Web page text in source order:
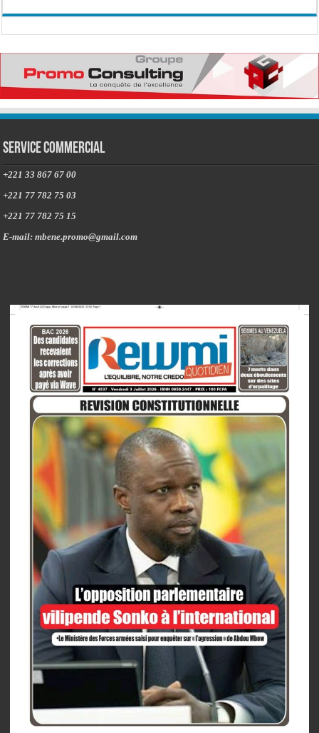
Service commercial
+221 33 867 67 00
+221 77 782 75 03
+221 77 782 75 15
E-mail: mbene.promo@gmail.com